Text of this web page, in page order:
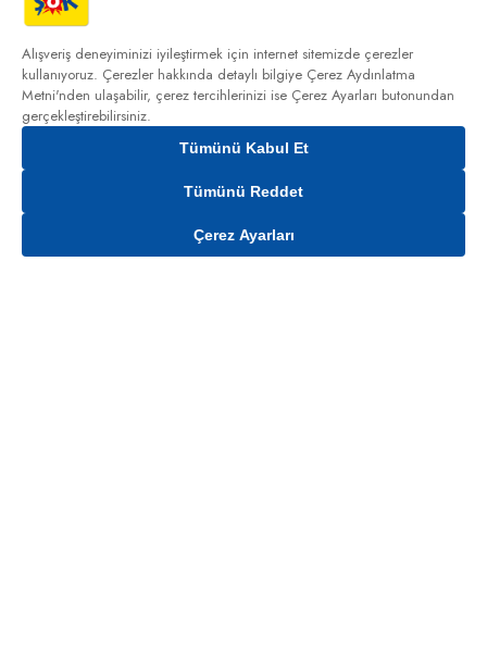
Gelince Haber Ver
Alışveriş deneyiminizi iyileştirmek için internet sitemizde çerezler
kullanıyoruz. Çerezler hakkında detaylı bilgiye Çerez Aydınlatma
Metni'nden ulaşabilir, çerez tercihlerinizi ise Çerez Ayarları butonundan
gerçekleştirebilirsiniz.
Tümünü Kabul Et
Tümünü Reddet
Çerez Ayarları